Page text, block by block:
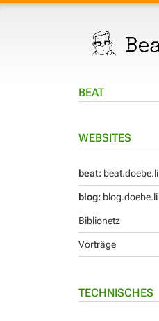
BEAT
WEBSITES
beat: beat.doebe.li
blog: blog.doebe.li
Biblionetz
Vorträge
TECHNISCHES